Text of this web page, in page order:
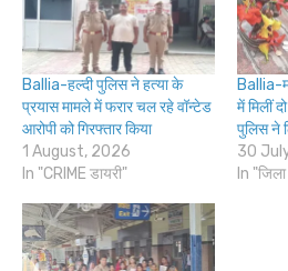
Ballia-हल्दी पुलिस ने हत्या के
प्रयास मामले में फरार चल रहे वॉन्टेड
आरोपी को गिरफ्तार किया
1 August, 2026
In "CRIME डायरी"
Ballia-
में मिलीं
पुलिस ने
30
In